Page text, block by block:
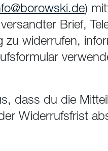
)
Brief,
zu widerrufen,
dass du die
Widerrufsfrist